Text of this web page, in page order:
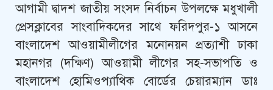
আগামী দ্বাদশ জাতীয় সংসদ নির্বাচন উপলক্ষে মধুখালী
প্রেসক্লাবের সাংবাদিকদের সাথে ফরিদপুর-১ আসনে
বাংলাদেশ আওয়ামীলীগের মনোনয়ন প্রত্যাশী ঢাকা
মহানগর (দক্ষিণ) আওয়ামী লীগের সহ-সভাপতি ও
বাংলাদেশ হোমিওপ্যাথিক বোর্ডের চেয়ারম্যান ডাঃ